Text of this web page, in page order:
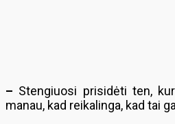
– Stengiuosi prisidėti ten,
manau, kad reikalinga, kad tai